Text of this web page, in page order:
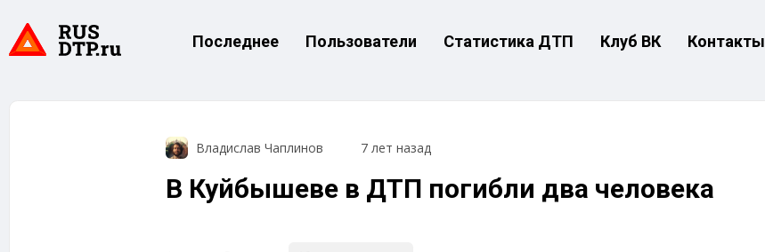
Последнее Пользователи Статистика ДТП Клуб ВК Контакты
Владислав Чаплинов 7 лет назад
В Куйбышеве в ДТП погибли два человека